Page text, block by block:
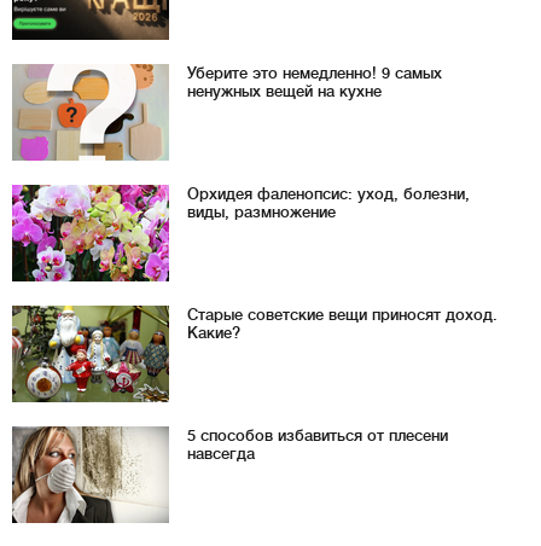
Уберите это немедленно! 9 самых
ненужных вещей на кухне
Орхидея фаленопсис: уход, болезни,
виды, размножение
Старые советские вещи приносят доход.
Какие?
5 способов избавиться от плесени
навсегда